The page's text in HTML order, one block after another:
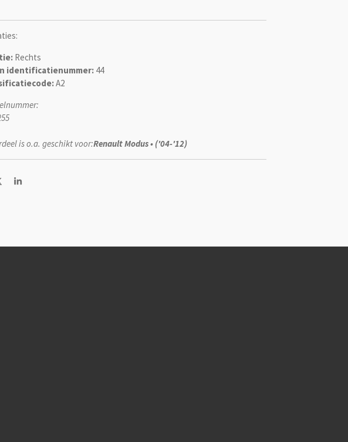
Rechts
identificatienummer: 44
A2
is o.a. geschikt voor:Renault Modus • ('04-'12)
S